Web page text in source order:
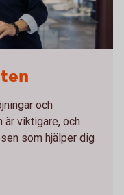
och
är viktigare, och
som hjälper dig